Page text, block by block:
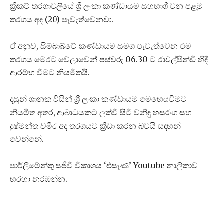
ක්‍රිකට් තරගාවලියේ ශ්‍රී ලංකා කණ්ඩායම සහභාගී වන පළමු
තරගය අද (20) පැවැත්වෙනවා.
ඒ අනුව, සිම්බාබ්වේ කණ්ඩායම සමග පැවැත්වෙන එම
තරගය මෙරට වේලාවෙන් පස්වරු 06.30 ට රාවල්පින්ඩි හිදී
ආරම්භ වීමට නියමිතයි.
දසුන් ශානක විසින් ශ්‍රී ලංකා කණ්ඩායම මෙහෙයවීමට
නියමිත අතර, ආබාධයකට ලක්වී සිටි වනිඳු හසරංග සහ
දුෂ්මන්ත චමීර අද තරගයට ක්‍රීඩා කරන බවයි සඳහන්
වෙන්නේ.
පාර්ලිමේන්තු සජීවී විකාශය ‘එසැණ’ Youtube නාලිකාව
හරහා නරඹන්න.